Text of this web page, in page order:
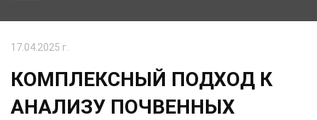
17.04.2025 г.
КОМПЛЕКСНЫЙ ПОДХОД К
АНАЛИЗУ ПОЧВЕННЫХ